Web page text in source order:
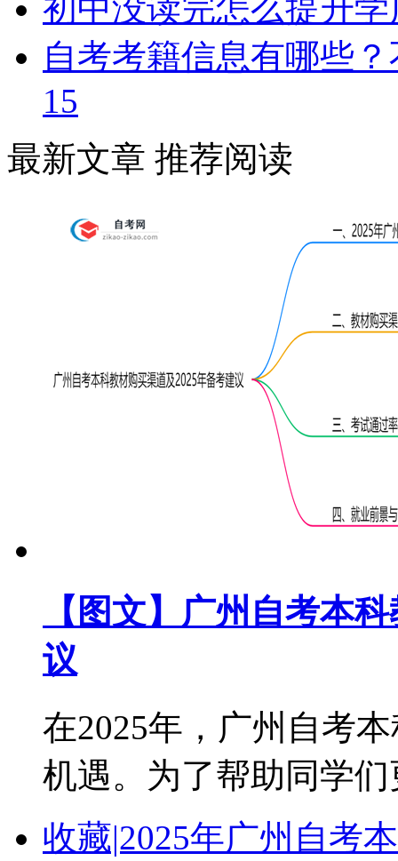
初中没读完怎么提升学
自考考籍信息有哪些
15
最新文章 推荐阅读
【图文】广州自考本
议
在2025年，广州自考
机遇。为了帮助同学们
收藏|2025年广州自考